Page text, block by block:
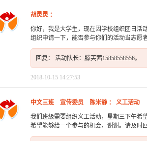
胡灵灵 ：
你好，我是大学生，现在因学校组织团日活
组织申请一下，能否参与你们的活动当志愿
回复： 活动队长：滕芙茜15858558556。
2018-10-15 14:27:53
中文三班 宣传委员 陈米静 ： 义工活动
我们班级需要组织义工活动，星期三下午希
希望能够给一个参与的机会，谢谢。请及时